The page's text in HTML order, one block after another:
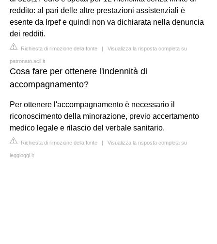
reddito: al pari delle altre prestazioni assistenziali è
esente da Irpef e quindi non va dichiarata nella denuncia
dei redditi.
Richiesta di rimozione della fonte | Visualizza la risposta completa su
patronato.acli.it
Cosa fare per ottenere l'indennità di
accompagnamento?
Per ottenere l'accompagnamento è necessario il
riconoscimento della minorazione, previo accertamento
medico legale e rilascio del verbale sanitario.
Richiesta di rimozione della fonte | Visualizza la risposta completa su
leggioggi.it